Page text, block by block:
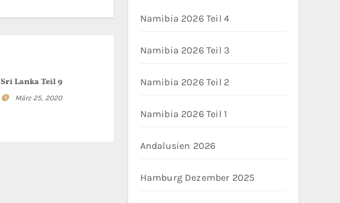
Sri Lanka Teil 9
März 25, 2020
Namibia 2026 Teil 4
Namibia 2026 Teil 3
Namibia 2026 Teil 2
Namibia 2026 Teil 1
Andalusien 2026
Hamburg Dezember 2025